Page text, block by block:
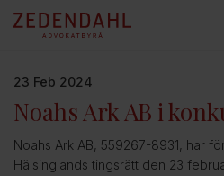
23 Feb 2024
Noahs Ark AB i
Noahs Ark AB, 559267-8931, har
Hälsinglands tingsrätt den 23